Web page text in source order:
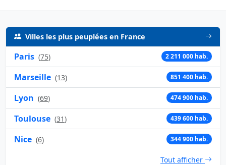
Villes les plus peuplées en France
Paris (75) 2 211 000 hab.
Marseille (13) 851 400 hab.
Lyon (69) 474 900 hab.
Toulouse (31) 439 600 hab.
Nice (6) 344 900 hab.
Tout afficher